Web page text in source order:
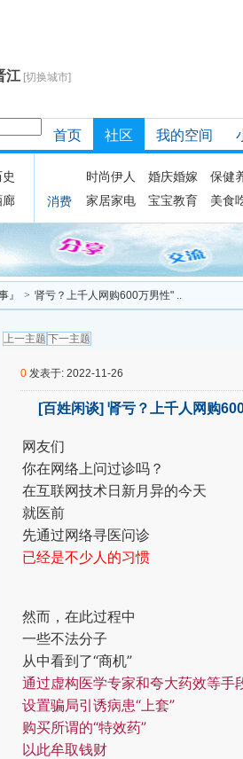
江 [切换城市]
首页 社区 我的空间
廊 消费
时尚伊人 婚庆婚嫁
保健
家居家电
宝宝教育 美食
』 > 肾亏？上千人网购600万男性" ..
上一主题 下一主题
0 发表于: 2022-11-26
[百姓闲谈] 肾亏？上千人网购
网友们
你在网络上问过诊吗？
在互联网技术日新月异的今天
就医前
先通过网络寻医问诊
已经是不少人的习惯
然而，在此过程中
一些不法分子
从中看到了“商机”
通过虚构医学专家和夸大药效等手
设置骗局引诱病患“上套”
购买所谓的“特效药”
以此牟取钱财